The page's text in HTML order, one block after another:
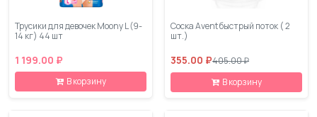
Трусики для девочек Moony L (9-
14 кг) 44 шт
1 199.00 ₽
В корзину
Соска Avent быстрый поток ( 2
шт.)
355.00 ₽405.00 ₽
В корзину